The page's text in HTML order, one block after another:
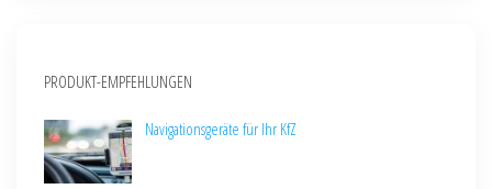
PRODUKT-EMPFEHLUNGEN
Navigationsgeräte für Ihr KfZ